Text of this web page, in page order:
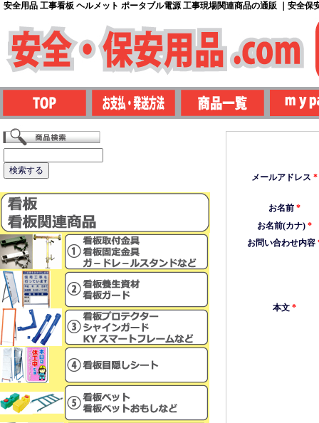
安全用品 工事看板 ヘルメット ポータブル電源 工事現場関連商品の通販 ｜安全保
メールアドレス *
お名前*
お名前(カナ)*
お問い合わせ内容
本文*